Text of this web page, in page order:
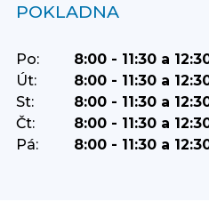
POKLADNA
Po:
8:00 - 11:30 a
Út:
8:00 - 11:30 a
St:
8:00 - 11:30 a
Čt:
8:00 - 11:30 a
Pá:
8:00 - 11:30 a